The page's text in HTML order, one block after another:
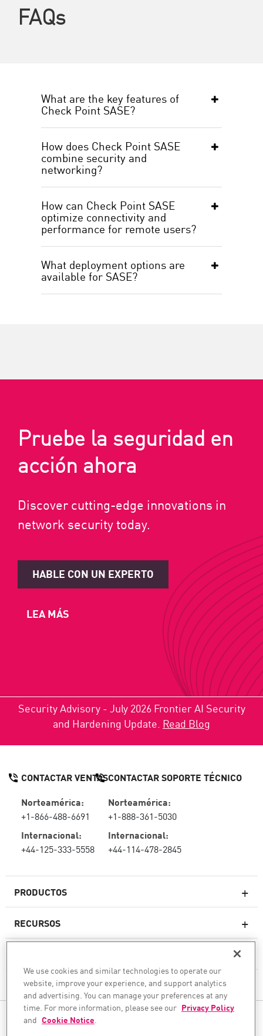
FAQs
What are the key features of
Check Point SASE?
How does Check Point SASE
combine security and
networking?
How can Check Point SASE
optimize connectivity and
performance for remote users?
What deployment options are
available for SASE?
Pruebe la seguridad en
acción ahora
Discover cutting-edge innovations in
network security today.
HABLE CON UN EXPERTO
LEA MÁS
Security Advisory - July 2026 Frontier AI Security
and Hardening Update. Read Blog
PRODUCTOS
Firewall de última generación
Seguridad de Red en la Nube
WAF
RECURSOS
LA EMPRESA
CONTACTAR VENTAS
Norteamérica:
+1-866-488-6691
Internacional:
+44-125-333-5558
CONTACTAR SOPORTE TÉCNICO
Norteamérica:
+1-888-361-5030
Internacional:
+44-114-478-2845
SÍGANOS
We use cookies and similar technologies to operate our
website, improve your experience, and support analytics
and advertising. You can manage your preferences at any
time. For more information, please see our Privacy Policy
and Cookie Notice.